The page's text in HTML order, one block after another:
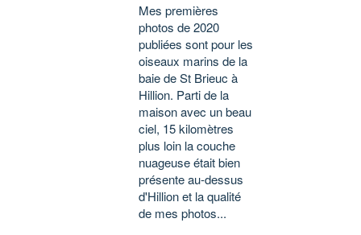
Mes premières
photos de 2020
publiées sont pour les
oiseaux marins de la
baie de St Brieuc à
Hillion. Parti de la
maison avec un beau
ciel, 15 kilomètres
plus loin la couche
nuageuse était bien
présente au-dessus
d'Hillion et la qualité
de mes photos...